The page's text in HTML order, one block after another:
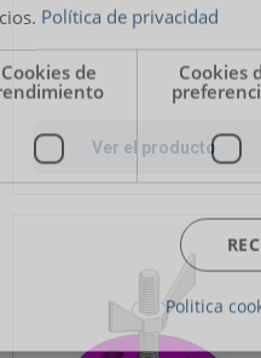
Ver el producto
Política de privacidad
Cookies de
Cookies
Politica